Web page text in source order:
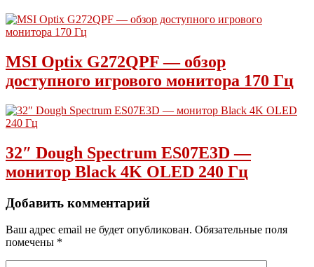
MSI Optix G272QPF — обзор
доступного игрового монитора 170 Гц
32″ Dough Spectrum ES07E3D —
монитор Black 4K OLED 240 Гц
Добавить комментарий
Ваш адрес email не будет опубликован. Обязательные поля
помечены *